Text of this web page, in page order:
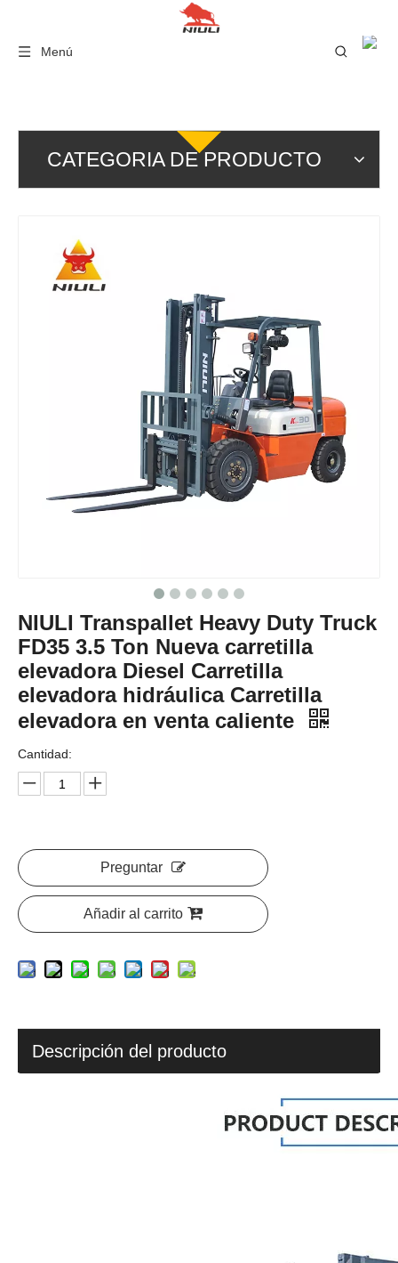
Menú
CATEGORIA DE PRODUCTO
NIULI Transpallet Heavy Duty Truck
FD35 3.5 Ton Nueva carretilla
elevadora Diesel Carretilla
elevadora hidráulica Carretilla
elevadora en venta caliente
Cantidad:
Preguntar
Añadir al carrito
Descripción del producto